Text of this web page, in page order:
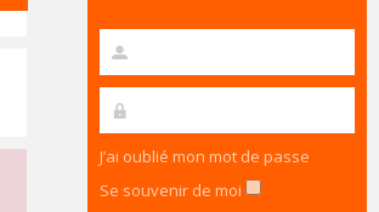
J’ai oublié mon mot de passe
Se souvenir de moi